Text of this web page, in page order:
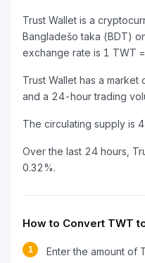
Trust Wallet is a
Bangladešo taka (BDT)
exchange rate is 1 TWT
Trust Wallet has a market
and a 24-hour trading
The circulating supply is
Over the last 24 hours,
0.32%.
How to Convert TWT
1 Enter the amount of